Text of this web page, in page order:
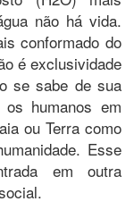
não há vida.
conformado do
é exclusividade
se sabe de sua
humanos em
ou Terra como
Esse
em outra